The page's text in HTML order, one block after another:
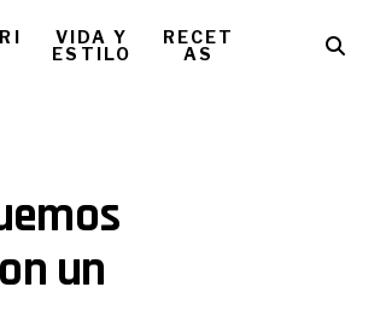
VIDA Y
ESTILO
RECET
AS
un